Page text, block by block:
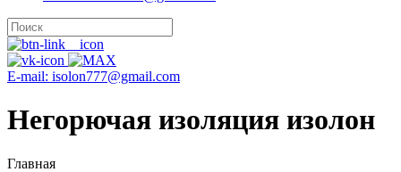
E-mail: isolon777@gmail.com
Негорючая изоляция изолон
Главная